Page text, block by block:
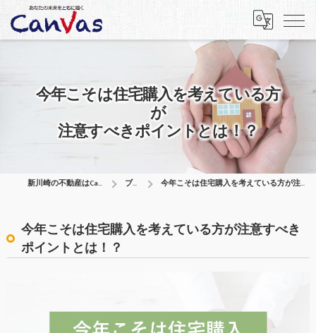
今年こそは住宅購入を考えている方
が
注意すべきポイントとは！？
新川崎の不動産はCanVas合同会社 ブログ 今年こそは住宅購入を考えている方が注意すべきポイントとは！？
今年こそは住宅購入を考えている方が注意すべき
ポイントとは！？